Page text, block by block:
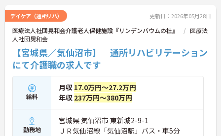
デイケア（通所リハ） 更新日：2026年05月28日
医療法人社団晃和会介護老人保健施設『リンデンバウムの杜』
医療法
人社団晃和会
【宮城県／気仙沼市】 通所リハビリテーション
にて介護職の求人です
給料
月収 17.0万円～27.2万円
年収 237万円～380万円
勤務地
宮城県 気仙沼市 東新城2-9-1
ＪＲ気仙沼線「気仙沼駅」バス・車5分